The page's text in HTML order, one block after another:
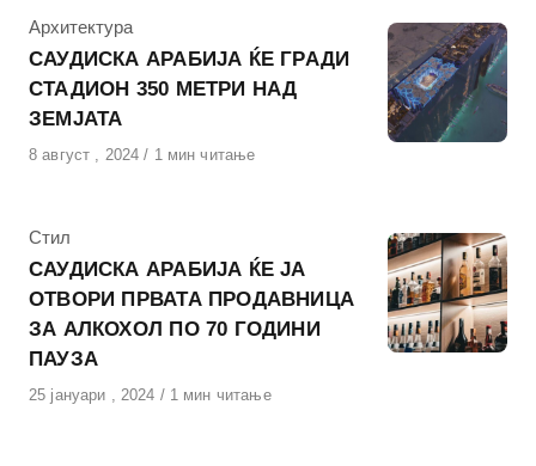
КАтегорија
Архитектура
САУДИСКА АРАБИЈА ЌЕ ГРАДИ
СТАДИОН 350 МЕТРИ НАД
ЗЕМЈАТА
Објавено
8 август , 2024 1 мин читање
КАтегорија
Стил
САУДИСКА АРАБИЈА ЌЕ ЈА
ОТВОРИ ПРВАТА ПРОДАВНИЦА
ЗА АЛКОХОЛ ПО 70 ГОДИНИ
ПАУЗА
Објавено
25 јануари , 2024 1 мин читање